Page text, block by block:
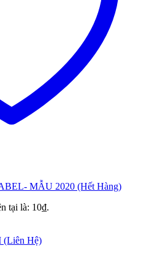
MẪU 2020 (Hết Hàng)
tại là: 10₫.